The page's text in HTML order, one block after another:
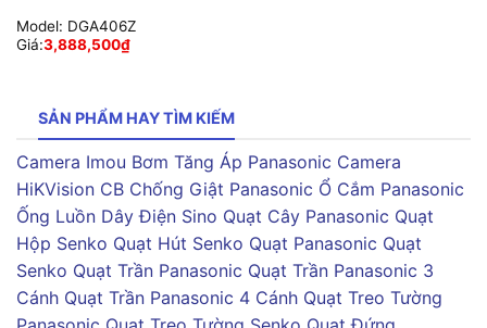
Model: DGA406Z
Giá:3,888,500₫
SẢN PHẨM HAY TÌM KIẾM
Camera Imou Bơm Tăng Áp Panasonic Camera
HiKVision CB Chống Giật Panasonic Ổ Cắm Panasonic
Ống Luồn Dây Điện Sino Quạt Cây Panasonic Quạt
Hộp Senko Quạt Hút Senko Quạt Panasonic Quạt
Senko Quạt Trần Panasonic Quạt Trần Panasonic 3
Cánh Quạt Trần Panasonic 4 Cánh Quạt Treo Tường